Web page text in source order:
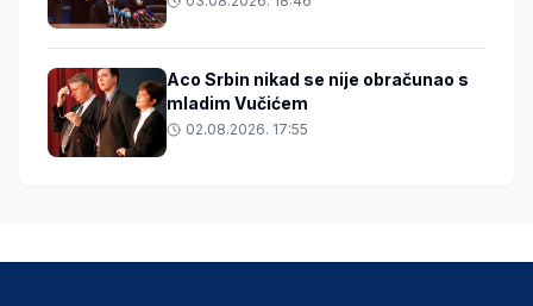
Aco Srbin nikad se nije obračunao s
mladim Vučićem
02.08.2026. 17:55